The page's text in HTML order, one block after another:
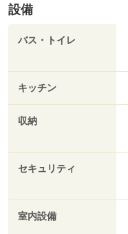
設備
バス・トイレ
キッチン
収納
セキュリティ
室内設備